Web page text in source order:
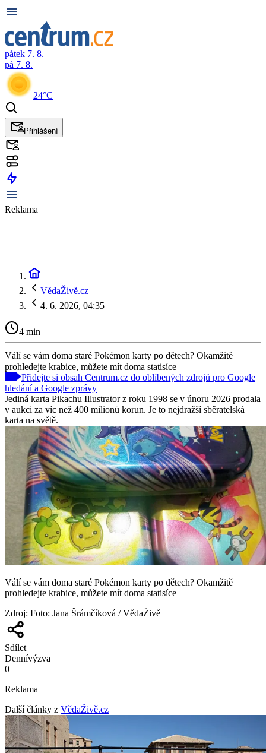
pátek 7. 8.
pá 7. 8.
24°C
Přihlášení
Reklama
VědaŽivě.cz
4. 6. 2026, 04:35
4 min
Válí se vám doma staré Pokémon karty po dětech? Okamžitě
prohledejte krabice, můžete mít doma statisíce
Přidejte si obsah Centrum.cz do oblíbených zdrojů pro Google
hledání a Google zprávy
Jediná karta Pikachu Illustrator z roku 1998 se v únoru 2026 prodala
v aukci za víc než 400 milionů korun. Je to nejdražší sběratelská
karta na světě.
Válí se vám doma staré Pokémon karty po dětech? Okamžitě
prohledejte krabice, můžete mít doma statisíce
Zdroj: Foto: Jana Šrámčíková / VědaŽivě
Sdílet
Dennívýzva
0
Reklama
Další články z VědaŽivě.cz